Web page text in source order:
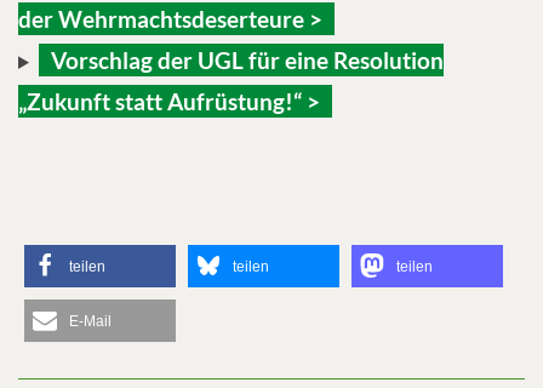
der Wehrmachtsdeserteure >
Vorschlag der UGL für eine Resolution
„Zukunft statt Aufrüstung!“ >
teilen teilen teilen
E-Mail